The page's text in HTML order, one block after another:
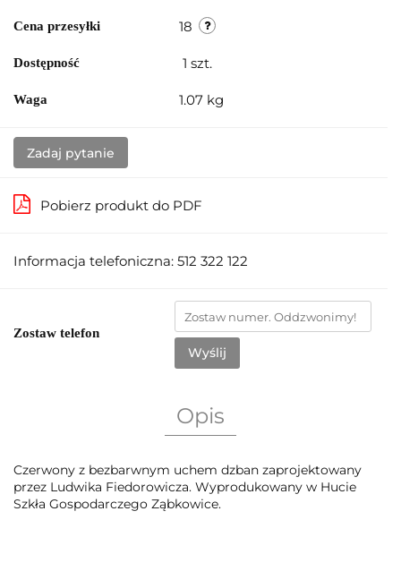
Cena przesyłki 18
Dostępność 1 szt.
Waga 1.07 kg
Zadaj pytanie
Pobierz produkt do PDF
Informacja telefoniczna: 512 322 122
Zostaw telefon
Wyślij
Opis
Czerwony z bezbarwnym uchem dzban zaprojektowany
przez Ludwika Fiedorowicza. Wyprodukowany w Hucie
Szkła Gospodarczego Ząbkowice.